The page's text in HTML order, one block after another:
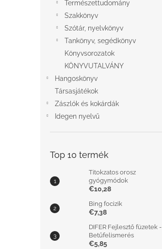
Természettudomány
Szakkönyv
Szótár, nyelvkönyv
Tankönyv, segédkönyv
Könyvsorozatok
KÖNYVUTALVÁNY
Hangoskönyv
Társasjátékok
Zászlók és kokárdák
Idegen nyelvű
Top 10 termék
Titokzatos orosz
gyógymódok
€10,28
Bing focizik
€7,38
DIFER Fejlesztő füzetek -
Betűfelismerés
€5,85